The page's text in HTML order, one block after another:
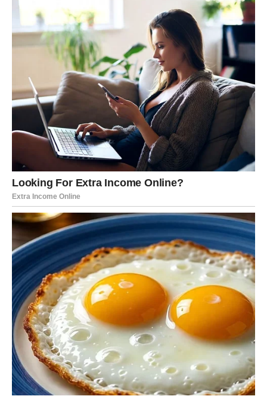
VAGA – KARTA: LJUBAV
Ljubav je danas tvoja ključna lekcija. Karta Ljubavi ne
govori samo o romantici, već o
ravnoteži srca. Ako si u
vezi – danas se vidi istina odnosa. Ako si sam – neko
može pokazati emocije na neočekivan način. Karmički,
Vaga danas vraća balans: ono što si davao iz srca – vraća
se. Ono što si trpeo – više nema mesta u tvojoj sudbini.
ŠKORPIJA – KARTA: TAJNA
Ova karta nosi dubinu, misteriju i karmičku istinu. Nešto
izlazi na površinu – informacija, osećanje ili namera.
Škorpija danas ima snažnu intuiciju, ali i zadatak da se
suoči sa onim što je dugo potiskivala. Karmički, ovo je
dan istine – nema više skrivanja, ni od drugih ni od sebe.
Ljubav se produbljuje ili završava. Polovičnih rešenja
nema.
STRELAC – KARTA: PUT
Karta Puta donosi kretanje – fizičko, mentalno ili
emotivno. Danas možeš doneti odluku koja menja pravac
tvoje budućnosti. Možda je to plan, razgovor ili unutrašnja